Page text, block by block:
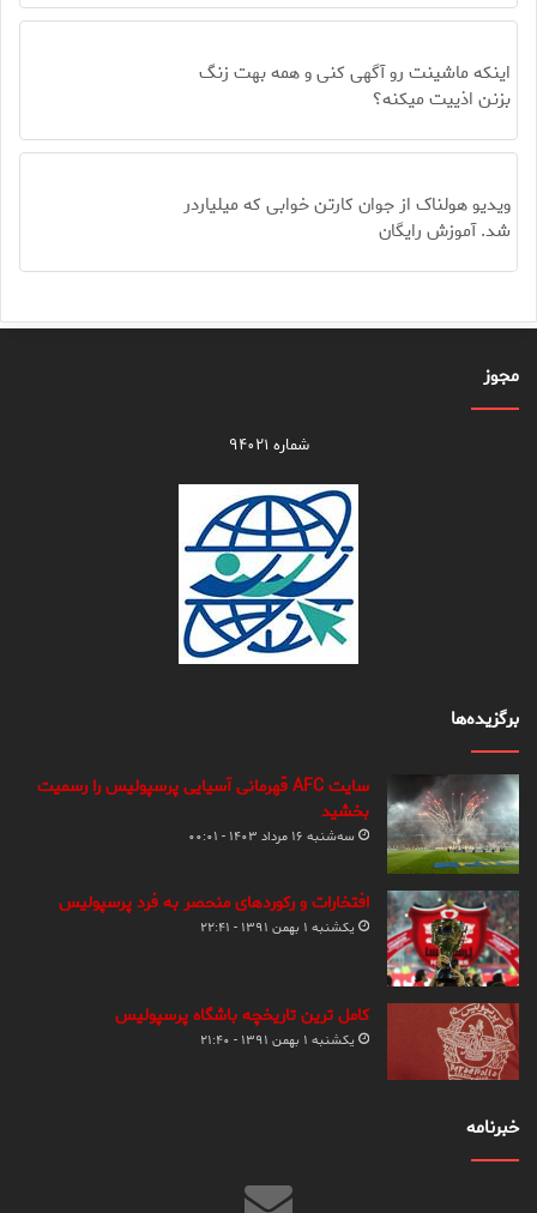
اینکه ماشینت رو آگهی کنی و همه بهت زنگ
بزنن اذییت میکنه؟
ویدیو هولناک از جوان کارتن خوابی که میلیاردر
شد. آموزش رایگان
مجوز
شماره ۹۴۰۲۱
برگزیده‌ها
سایت AFC قهرمانی آسیایی پرسپولیس را رسمیت
بخشید
سه‌شنبه ۱۶ مرداد ۱۴۰۳ - ۰۰:۰۱
افتخارات و رکوردهای منحصر به فرد پرسپولیس
یکشنبه ۱ بهمن ۱۳۹۱ - ۲۲:۴۱
کامل ترین تاریخچه باشگاه پرسپولیس
یکشنبه ۱ بهمن ۱۳۹۱ - ۲۱:۴۰
خبرنامه